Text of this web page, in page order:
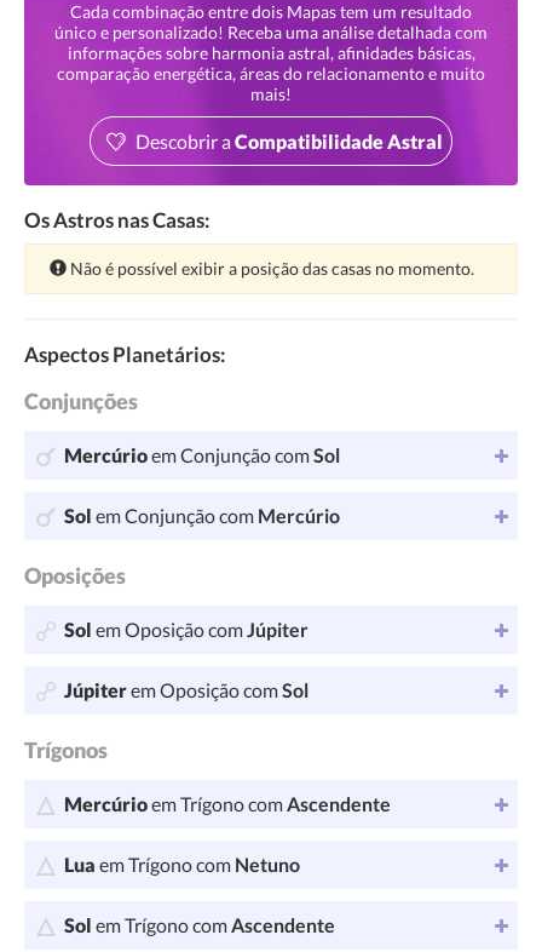
Cada combinação entre dois Mapas tem um resultado
único e personalizado! Receba uma análise detalhada com
informações sobre harmonia astral, afinidades básicas,
comparação energética, áreas do relacionamento e muito
mais!
Descobrir aCompatibilidade Astral
Os Astros nas Casas:
Atenção:
Não é possível exibir a posição das casas no momento.
Aspectos Planetários:
Conjunções
Mercúrioem Conjunção comSol
Sol em Conjunção com Mercúrio
Oposições
Sol em Oposição comJúpiter
Júpiterem Oposição comSol
Trígonos
Mercúrioem Trígono comAscendente
Lua em Trígono com Netuno
Sol em Trígono comAscendente